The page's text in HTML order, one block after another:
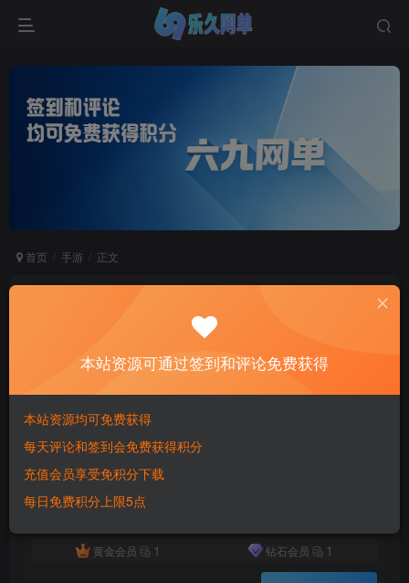
首页 手游 正文
+GM运营后台 精品一键端
六九网单
1个月前发布
关注
0 8745 650
此内容为付费资源，请付费后查看
黄金会员
1 钻石会员 1
付费资源
本站资源可通过签到和评论免费获得
本站资源均可免费获得
每天评论和签到会免费获得积分
充值会员享受免积分下载
每日免费积分上限5点